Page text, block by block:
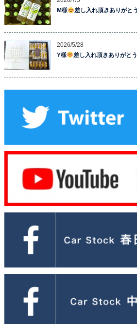
M様
差し入れ頂きありがと
2026/5/28
Y様
差し入れ頂きありがと